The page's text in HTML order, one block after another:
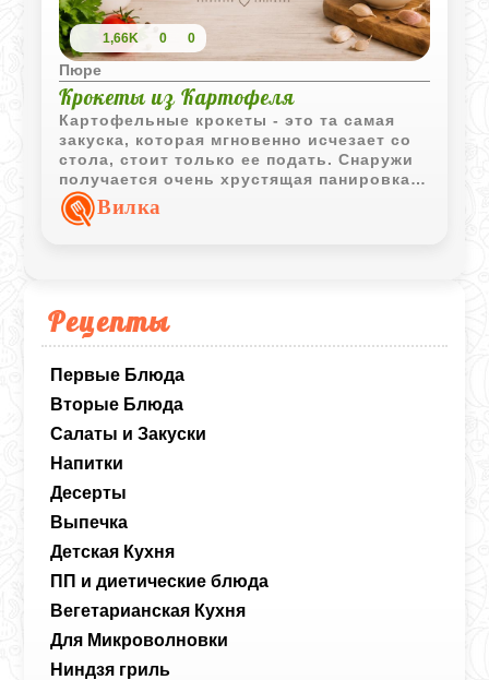
Рецепты
Первые Блюда
Вторые Блюда
Салаты и Закуски
Напитки
Десерты
Выпечка
Детская Кухня
ПП и диетические блюда
Вегетарианская Кухня
Для Микроволновки
Ниндзя гриль
1,66K 0 0
Пюре
Крокеты из Картофеля
Картофельные крокеты - это та самая
закуска, которая мгновенно исчезает со
стола, стоит только ее подать. Снаружи
получается очень хрустящая панировка,
а внутри - нежное, почти кремовое
картофельное пюре. Весь секрет здесь в
картофель по-новому, особенно если
дополнить его холодным соусом.
Вилка